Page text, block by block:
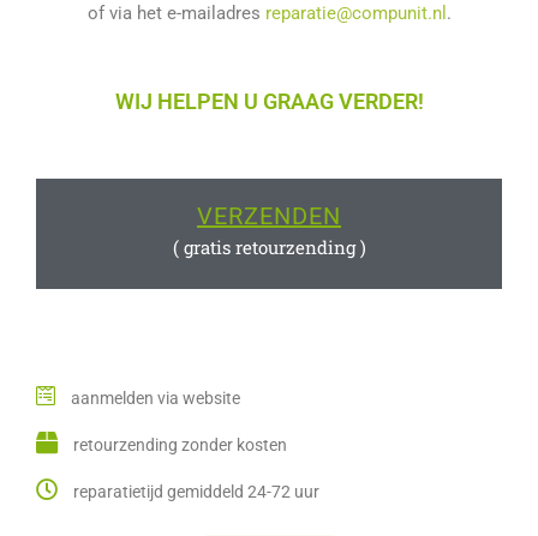
of via het e-mailadres reparatie@compunit.nl .
WIJ HELPEN U GRAAG VERDER!
VERZENDEN
( gratis retourzending )
aanmelden via website
retourzending zonder kosten
reparatietijd gemiddeld 24-72 uur